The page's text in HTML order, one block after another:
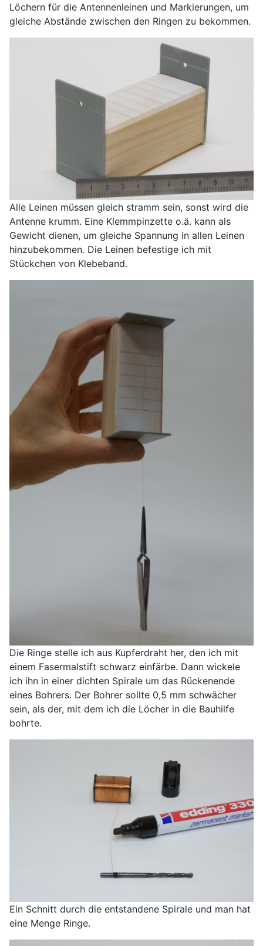
Löchern für die Antennenleinen und Markierungen, um
gleiche Abstände zwischen den Ringen zu bekommen.
Alle Leinen müssen gleich stramm sein, sonst wird die
Antenne krumm. Eine Klemmpinzette o.ä. kann als
Gewicht dienen, um gleiche Spannung in allen Leinen
hinzubekommen. Die Leinen befestige ich mit
Stückchen von Klebeband.
Die Ringe stelle ich aus Kupferdraht her, den ich mit
einem Fasermalstift schwarz einfärbe. Dann wickele
ich ihn in einer dichten Spirale um das Rückenende
eines Bohrers. Der Bohrer sollte 0,5 mm schwächer
sein, als der, mit dem ich die Löcher in die Bauhilfe
bohrte.
Ein Schnitt durch die entstandene Spirale und man hat
eine Menge Ringe.